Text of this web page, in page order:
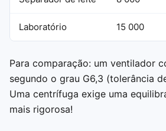
Laboratório 15 000
Para comparação: um ventilador
segundo o grau G6,3 (tolerância
Uma centrífuga exige uma
mais rigorosa!